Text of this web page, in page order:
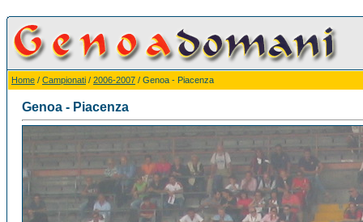
Home / Campionati / 2006-2007 / Genoa - Piacenza
Genoa - Piacenza